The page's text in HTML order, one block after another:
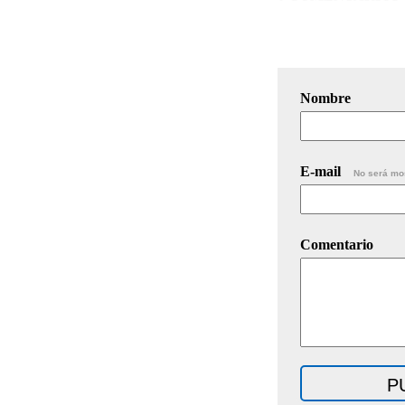
Nombre
E-mail No será
Comentario